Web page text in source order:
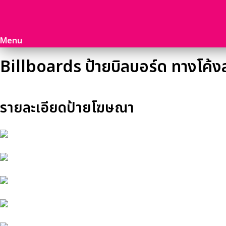
Menu
Billboards ป้ายบิลบอร์ด ทางโค้ง
รายละเอียดป้ายโฆษณา